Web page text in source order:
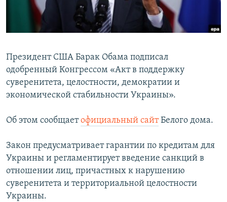
ПОБЕДИТЕЛЕЙ НЕ СУДЯТ?
КРЫМ.НЕПОКОРЕННЫЙ
УКРАИНСКАЯ ПРОБЛЕМА КРЫМА
ПРИСОЕДИНЯЙТЕСЬ!
Все сайты RFE/RL
Президент США Барак Обама подписал
одобренный Конгрессом «Акт в поддержку
суверенитета, целостности, демократии и
экономической стабильности Украины».
Об этом сообщаетофициальный сайтБелого дома.
Закон предусматривает гарантии по кредитам для
Украины и регламентирует введение санкций в
отношении лиц, причастных к нарушению
суверенитета и территориальной целостности
Украины.